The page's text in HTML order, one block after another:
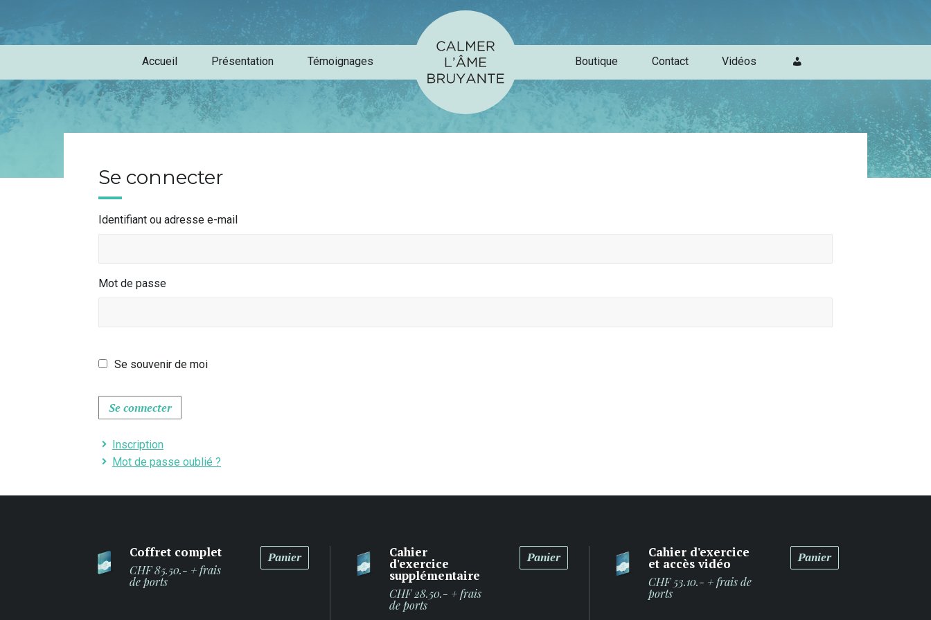
Accueil Présentation Témoignages Boutique Contact Vidéos
Se connecter
Identifiant ou adresse e-mail
Mot de passe
Se souvenir de moi
Se connecter
Inscription
Mot de passe oublié ?
Coffret complet
CHF 85.50.- + frais
de ports
Panier Cahier
d'exercice
supplémentaire
CHF 28.50.- + frais
de ports
Panier Cahier d'exercice
et accès vidéo
CHF 53.10.- + frais de
ports
Panier